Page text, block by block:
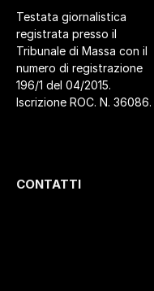
Testata giornalistica
registrata presso il
Tribunale di Massa con il
numero di registrazione
196/1 del 04/2015.
Iscrizione ROC. N. 36086.
CONTATTI